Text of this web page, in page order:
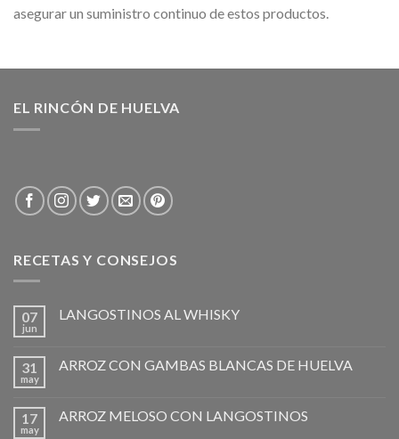
asegurar un suministro continuo de estos productos.
EL RINCÓN DE HUELVA
RECETAS Y CONSEJOS
07
jun
LANGOSTINOS AL WHISKY
31
may
ARROZ CON GAMBAS BLANCAS DE HUELVA
17
may
ARROZ MELOSO CON LANGOSTINOS